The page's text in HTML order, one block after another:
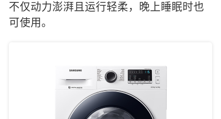
不仅动力澎湃且运行轻柔，晚上睡眠时也
可使用。